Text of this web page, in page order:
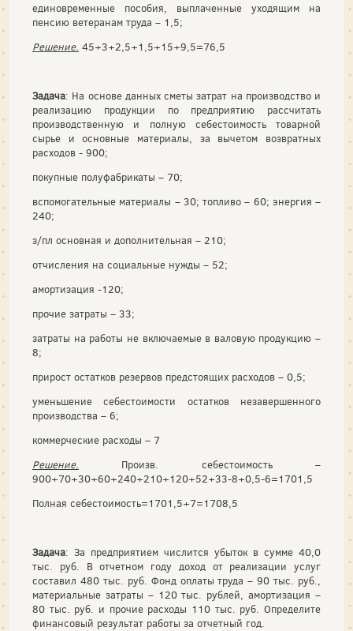
единовременные пособия, выплаченные уходящим на
пенсию ветеранам труда – 1,5;
Решение. 45+3+2,5+1,5+15+9,5=76,5
Задача: На основе данных сметы затрат на производство и
реализацию продукции по предприятию рассчитать
производственную и полную себестоимость товарной
сырье и основные материалы, за вычетом возвратных
расходов - 900;
покупные полуфабрикаты – 70;
вспомогательные материалы – 30; топливо – 60; энергия –
240;
з/пл основная и дополнительная – 210;
отчисления на социальные нужды – 52;
амортизация -120;
прочие затраты – 33;
затраты на работы не включаемые в валовую продукцию –
8;
прирост остатков резервов предстоящих расходов – 0,5;
уменьшение себестоимости остатков незавершенного
производства – 6;
коммерческие расходы – 7
Решение. Произв. себестоимость –
900+70+30+60+240+210+120+52+33-8+0,5-6=1701,5
Полная себестоимость=1701,5+7=1708,5
Задача: За предприятием числится убыток в сумме 40,0
тыс. руб. В отчетном году доход от реализации услуг
составил 480 тыс. руб. Фонд оплаты труда – 90 тыс. руб.,
материальные затраты – 120 тыс. рублей, амортизация –
80 тыс. руб. и прочие расходы 110 тыс. руб. Определите
финансовый результат работы за отчетный год.